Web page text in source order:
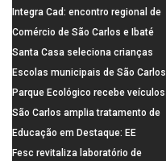
Integra Cad: encontro regional de
segurança púbica será realizado
dia 10 de agosto em São Carlos
Comércio de São Carlos e Ibaté
terá horário especial para o dia
dos Pais
Santa Casa seleciona crianças
para pesquisa sobre dor de
crescimento
Escolas municipais de São Carlos
superam média Nacional do IDEB
Parque Ecológico recebe veículos
elétricos e moderniza rotina de
manejo dos animais
São Carlos amplia tratamento de
resíduos de saúde com autoclave
de última geração
Educação em Destaque: EE
Visconde da Cunha Bueno, em
Fesc revitaliza laboratório de